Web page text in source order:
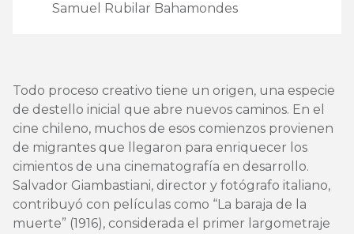
Samuel Rubilar Bahamondes
Todo proceso creativo tiene un origen, una especie
de destello inicial que abre nuevos caminos. En el
cine chileno, muchos de esos comienzos provienen
de migrantes que llegaron para enriquecer los
cimientos de una cinematografía en desarrollo.
Salvador Giambastiani, director y fotógrafo italiano,
contribuyó con películas como “La baraja de la
muerte” (1916), considerada el primer largometraje